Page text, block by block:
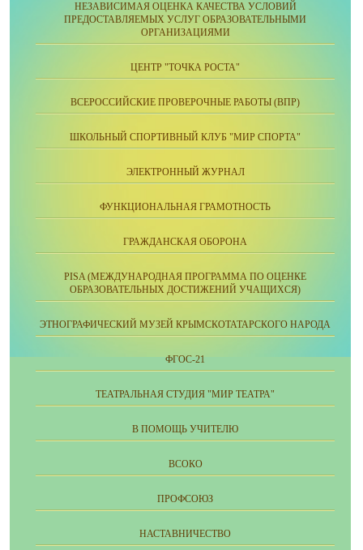
НЕЗАВИСИМАЯ ОЦЕНКА КАЧЕСТВА УСЛОВИЙ
ПРЕДОСТАВЛЯЕМЫХ УСЛУГ ОБРАЗОВАТЕЛЬНЫМИ
ОРГАНИЗАЦИЯМИ
ЦЕНТР "ТОЧКА РОСТА"
ВСЕРОССИЙСКИЕ ПРОВЕРОЧНЫЕ РАБОТЫ (ВПР)
ШКОЛЬНЫЙ СПОРТИВНЫЙ КЛУБ "МИР СПОРТА"
ЭЛЕКТРОННЫЙ ЖУРНАЛ
ФУНКЦИОНАЛЬНАЯ ГРАМОТНОСТЬ
ГРАЖДАНСКАЯ ОБОРОНА
PISA (МЕЖДУНАРОДНАЯ ПРОГРАММА ПО ОЦЕНКЕ
ОБРАЗОВАТЕЛЬНЫХ ДОСТИЖЕНИЙ УЧАЩИХСЯ)
ЭТНОГРАФИЧЕСКИЙ МУЗЕЙ КРЫМСКОТАТАРСКОГО НАРОДА
ФГОС-21
ТЕАТРАЛЬНАЯ СТУДИЯ "МИР ТЕАТРА"
В ПОМОЩЬ УЧИТЕЛЮ
ВСОКО
ПРОФСОЮЗ
НАСТАВНИЧЕСТВО